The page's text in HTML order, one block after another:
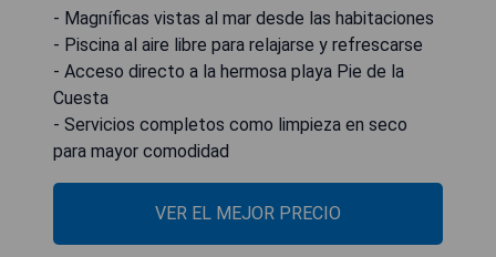
- Magníficas vistas al mar desde las habitaciones
- Piscina al aire libre para relajarse y refrescarse
- Acceso directo a la hermosa playa Pie de la
Cuesta
- Servicios completos como limpieza en seco
para mayor comodidad
VER EL MEJOR PRECIO